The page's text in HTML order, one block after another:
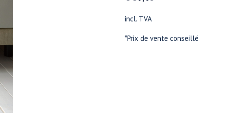
incl. TVA
*Prix de vente conseillé